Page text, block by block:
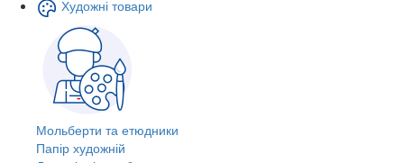
Художні товари
Мольберти та етюдники
Папір художній